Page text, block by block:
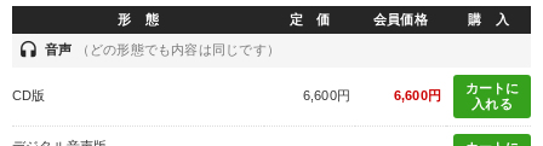
形 態 定 価 会員価格 購 入
headset 音声 （どの形態でも内容は同じです）
CD版 6,600円 6,600円
カートに
入れる